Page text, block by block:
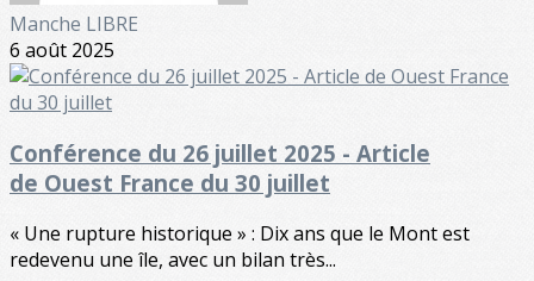
Manche LIBRE
6 août 2025
Conférence du 26 juillet 2025 - Article
de Ouest France du 30 juillet
« Une rupture historique » : Dix ans que le Mont est
redevenu une île, avec un bilan très...